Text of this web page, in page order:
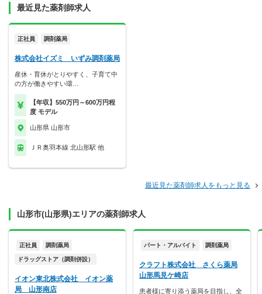
最近見た薬剤師求人
正社員 調剤薬局
株式会社イズミ いずみ調剤薬局
産休・育休がとりやすく、子育て中
の方が働きやすい環…
【年収】550万円～600万円程
度 モデル
山形県 山形市
ＪＲ奥羽本線 北山形駅 他
最近見た薬剤師求人をもっと見る
山形市(山形県)エリアの薬剤師求人
正社員 調剤薬局
ドラッグストア（調剤併設）
イオン東北株式会社 イオン薬
局 山形南店
パート・アルバイト 調剤薬局
クラフト株式会社 さくら薬局
山形馬見ケ崎店
患者様に寄り添う薬局を目指し、全